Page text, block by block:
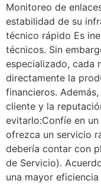
Monitoreo de
estabilidad de su
técnico rápido Es
técnicos. Sin
especializado, cada
directamente la
financieros.
cliente y la
evitarlo:Confíe en
ofrezca un servicio
debería contar con
de Servicio).
una mayor